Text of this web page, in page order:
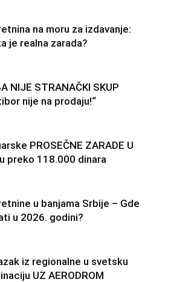
na moru za izdavanje:
je realna zarada?
NIJE STRANAČKI SKUP
nije na prodaju!“
PROSEČNE ZARADE U
preko 118.000 dinara
u banjama Srbije – Gde
u 2026. godini?
iz regionalne u svetsku
UZ AERODROM